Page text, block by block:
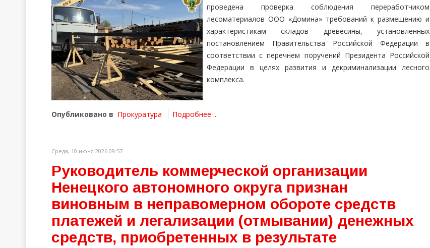
проведена проверка соблюдения переработчиком
лесоматериалов ООО «Домина» требований к размещению и
характеристикам складов древесины, установленных
постановлением Правительства Российской Федерации в
соответствии с перечнем поручений Президента Российской
Федерации в целях развития и декриминализации лесного
комплекса.
Опубликовано в Прокуратура Подробнее ...
Среда, 10 июня 2026 09:57
Руководитель коммерческой организации
Ненецкого автономного округа признан
виновным в неправомерном обороте средств
платежей и легализации (отмывании) денежных
средств, приобретенных в результате